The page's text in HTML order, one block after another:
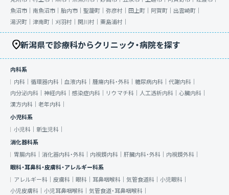
魚沼市｜ 南魚沼市｜ 胎内市｜ 聖籠町｜ 弥彦村｜ 田上町｜ 阿賀町｜ 出雲崎町｜
湯沢町｜ 津南町｜ 刈羽村｜ 関川村｜ 粟島浦村｜
新潟県で診療科からクリニック・病院を探す
内科系
内科｜ 循環器内科｜ 血液内科｜ 腫瘍内科・外科｜ 糖尿病内科｜ 代謝内科｜
内分泌内科｜ 神経内科｜ 感染症内科｜ リウマチ科｜ 人工透析内科｜ 心臓内科｜
漢方内科｜ 老年内科｜
小児科系
小児科｜ 新生児科｜
消化器科系
胃腸内科｜ 消化器内科・外科｜ 内視鏡内科｜ 肝臓内科・外科｜ 内視鏡外科｜
眼科・耳鼻科・皮膚科・アレルギー科系
アレルギー科｜ 皮膚科｜ 眼科｜ 耳鼻咽喉科｜ 気管食道科｜ 小児眼科｜
小児皮膚科｜ 小児耳鼻咽喉科｜ 気管食道・耳鼻咽喉科｜